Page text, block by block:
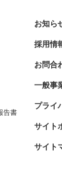
告書
お知ら
採用情
お問合
一般事
プライ
サイト
サイト